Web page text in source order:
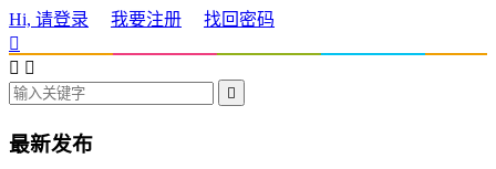
Hi, 请登录 我要注册
找回密码

 

最新发布